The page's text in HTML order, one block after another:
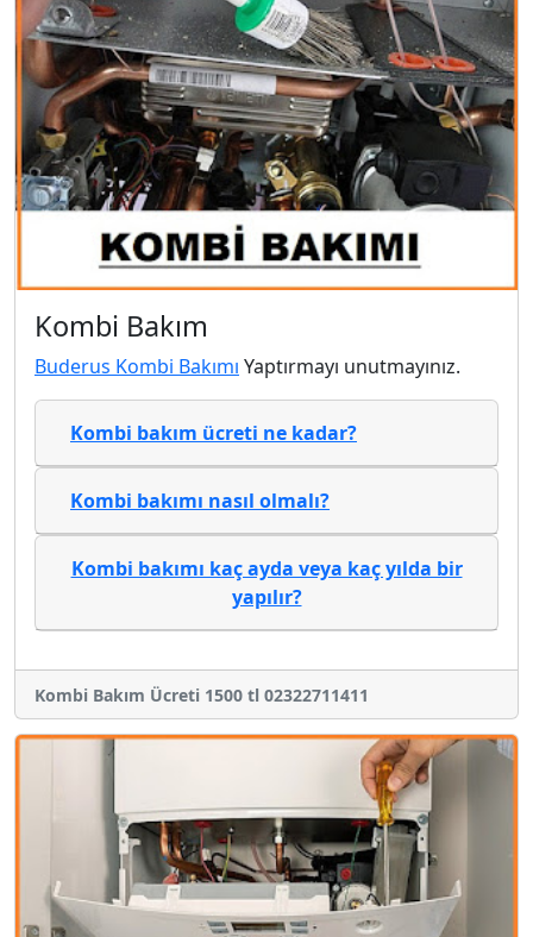
Kombi Bakım
Buderus Kombi Bakımı Yaptırmayı unutmayınız.
Kombi bakım ücreti ne kadar?
Kombi bakımı nasıl olmalı?
Kombi bakımı kaç ayda veya kaç yılda bir
yapılır?
Kombi Bakım Ücreti 1500 tl 02322711411